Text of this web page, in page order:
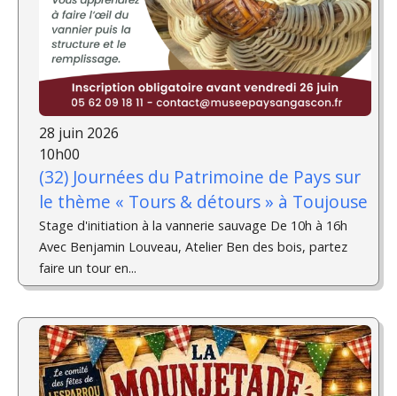
28 juin 2026
10h00
(32) Journées du Patrimoine de Pays sur
le thème « Tours & détours » à Toujouse
Stage d'initiation à la vannerie sauvage De 10h à 16h
Avec Benjamin Louveau, Atelier Ben des bois, partez
faire un tour en...